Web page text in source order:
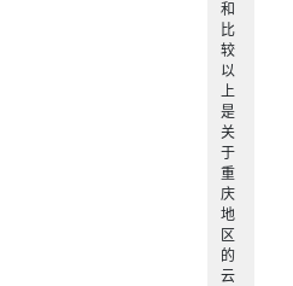
和
比
较
以
上
是
关
于
重
庆
地
区
的
云